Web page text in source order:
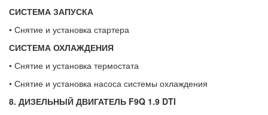
СИСТЕМА ЗАПУСКА
• Снятие и установка стартера
СИСТЕМА ОХЛАЖДЕНИЯ
• Снятие и установка термостата
• Снятие и установка насоса системы охлаждения
8. ДИЗЕЛЬНЫЙ ДВИГАТЕЛЬ F9Q 1.9 DTI